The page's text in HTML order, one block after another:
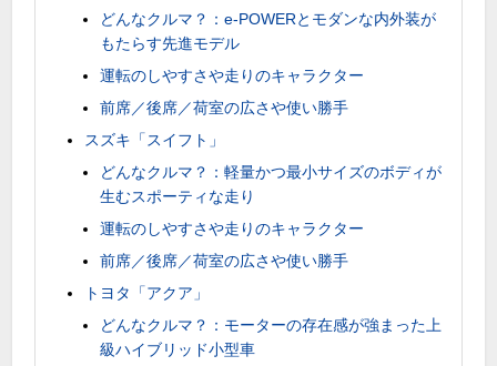
どんなクルマ？：e-POWERとモダンな内外装が
もたらす先進モデル
運転のしやすさや走りのキャラクター
前席／後席／荷室の広さや使い勝手
スズキ「スイフト」
どんなクルマ？：軽量かつ最小サイズのボディが
生むスポーティな走り
運転のしやすさや走りのキャラクター
前席／後席／荷室の広さや使い勝手
トヨタ「アクア」
どんなクルマ？：モーターの存在感が強まった上
級ハイブリッド小型車